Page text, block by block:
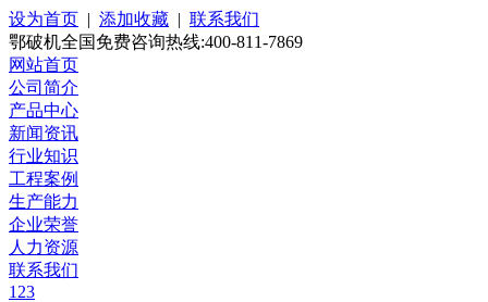
设为首页 | 添加收藏 | 联系我们
鄂破机全国免费咨询热线:400-811-7869
网站首页
公司简介
产品中心
新闻资讯
行业知识
工程案例
生产能力
企业荣誉
人力资源
联系我们
1 23